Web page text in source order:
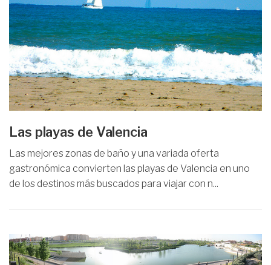
Las playas de Valencia
Las mejores zonas de baño y una variada oferta
gastronómica convierten las playas de Valencia en uno
de los destinos más buscados para viajar con n...